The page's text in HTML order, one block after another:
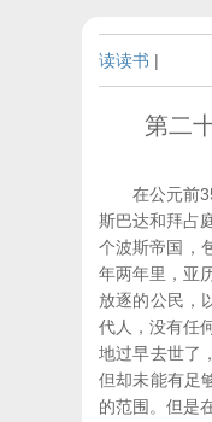
读读书 |
第二
在公元前359
斯巴达和拜占
个波斯帝国，
年两年里，亚
放逐的公民，
代人，没有任
地过早去世了
但却未能有足
的范围。但是